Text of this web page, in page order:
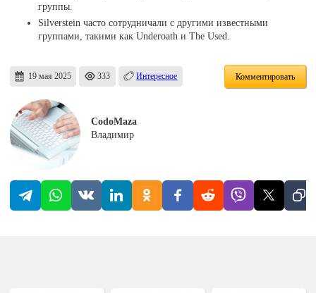
группы.
Silverstein часто сотрудничали с другими известными
группами, такими как Underoath и The Used.
19 мая 2025 333 Интересное Комментировать
CodoMaza
Владимир